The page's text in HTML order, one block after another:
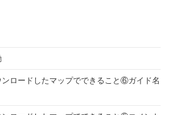
ンロードしたマップでできること⑥ガイド名